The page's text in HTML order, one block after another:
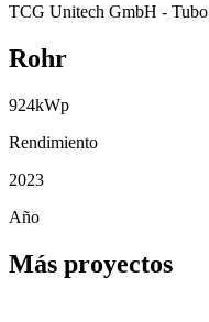
TCG Unitech GmbH - Tubo
Rohr
924kWp
Rendimiento
2023
Año
Más proyectos